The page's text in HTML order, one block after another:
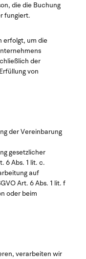
die die Buchung
fungiert.
erfolgt, um die
der
von
der Vereinbarung
gesetzlicher
6 Abs. 1 lit. c.
auf
Art. 6 Abs. 1 lit. f
oder beim
verarbeiten wir